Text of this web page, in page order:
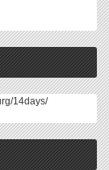
14days/